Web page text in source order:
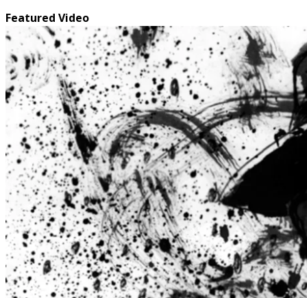
Featured Video